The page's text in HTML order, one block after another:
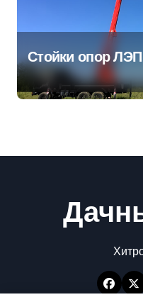
Стойки опор ЛЭП